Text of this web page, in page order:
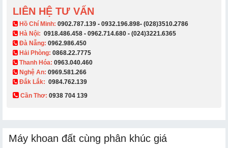
LIÊN HỆ TƯ VẤN
​ Hồ Chí Minh: 0902.787.139 - 0932.196.898- (028)3510.2786
Hà Nội: 0918.486.458 - 0962.714.680 - (024)3221.6365
Đà Nẵng: 0962.986.450
Hải Phòng: 0868.22.7775
Thanh Hóa: 0963.040.460
Nghệ An: 0969.581.266
Đắk Lắk: 0984.762.139
Cần Thơ: 0938 704 139​
Máy khoan đất cùng phân khúc giá